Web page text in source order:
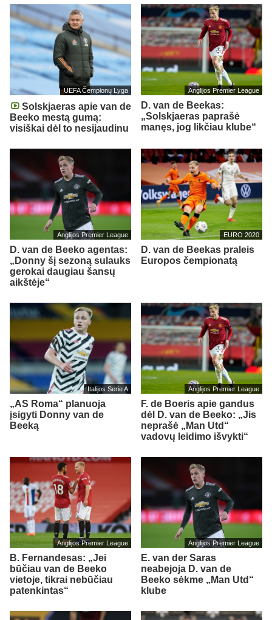
UEFA Čempionų Lyga
Solskjaeras apie van de
Beeko mestą gumą:
visiškai dėl to nesijaudinu
Anglijos Premier League
D. van de Beekas:
„Solskjaeras paprašė
manęs, jog likčiau klube“
Anglijos Premier League
D. van de Beeko agentas:
„Donny šį sezoną sulauks
gerokai daugiau šansų
aikštėje“
EURO 2020
D. van de Beekas praleis
Europos čempionatą
Italijos Serie A
„AS Roma“ planuoja
įsigyti Donny van de
Beeką
Anglijos Premier League
F. de Boeris apie gandus
dėl D. van de Beeko: „Jis
neprašė „Man Utd“
vadovų leidimo išvykti“
Anglijos Premier League
B. Fernandesas: „Jei
būčiau van de Beeko
vietoje, tikrai nebūčiau
patenkintas“
Anglijos Premier League
E. van der Saras
neabejoja D. van de
Beeko sėkme „Man Utd“
klube